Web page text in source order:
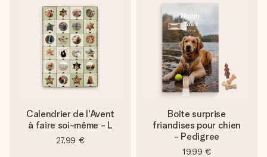
Calendrier de l'Avent
à faire soi-même - L
27,99 €
Boîte surprise
friandises pour chien
- Pedigree
19,99 €